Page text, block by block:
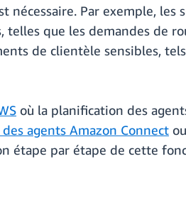
Par exemple, les
que les demandes de
de clientèle sensibles,
où la planification des
agents Amazon Connect
étape par étape de cette